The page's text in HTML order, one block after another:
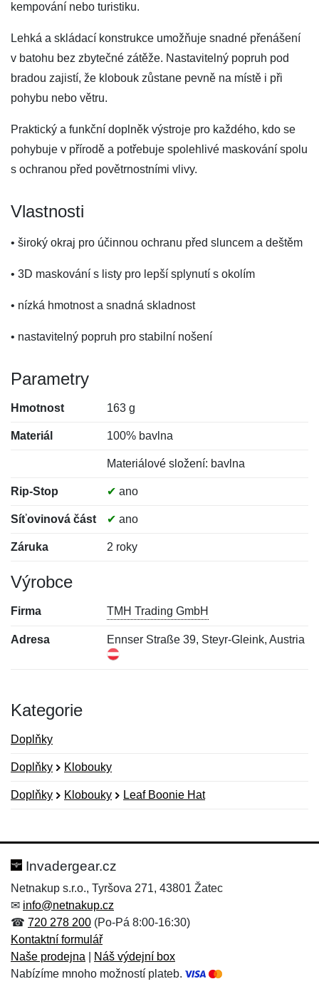
kempování nebo turistiku.
Lehká a skládací konstrukce umožňuje snadné přenášení
v batohu bez zbytečné zátěže. Nastavitelný popruh pod
bradou zajistí, že klobouk zůstane pevně na místě i při
pohybu nebo větru.
Praktický a funkční doplněk výstroje pro každého, kdo se
pohybuje v přírodě a potřebuje spolehlivé maskování spolu
s ochranou před povětrnostními vlivy.
Vlastnosti
• široký okraj pro účinnou ochranu před sluncem a deštěm
• 3D maskování s listy pro lepší splynutí s okolím
• nízká hmotnost a snadná skladnost
• nastavitelný popruh pro stabilní nošení
Parametry
Hmotnost 163 g
Materiál 100% bavlna
Materiálové složení: bavlna
Rip-Stop ✔ ano
Síťovinová část ✔ ano
Záruka 2 roky
Výrobce
Firma TMH Trading GmbH
Adresa Ennser Straße 39, Steyr-Gleink, Austria
Kategorie
Doplňky
Doplňky Klobouky
Doplňky Klobouky Leaf Boonie Hat
Hodnocení:
Jméno: *
Jméno:
E-mail:*
Invadergear.cz
Netnakup s.r.o., Tyršova 271, 43801 Žatec
✉ info@netnakup.cz
☎ 720 278 200 (Po-Pá 8:00-16:30)
Kontaktní formulář
Naše prodejna
Náš výdejní box
Nabízíme mnoho možností plateb.